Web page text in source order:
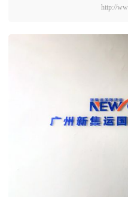
http://